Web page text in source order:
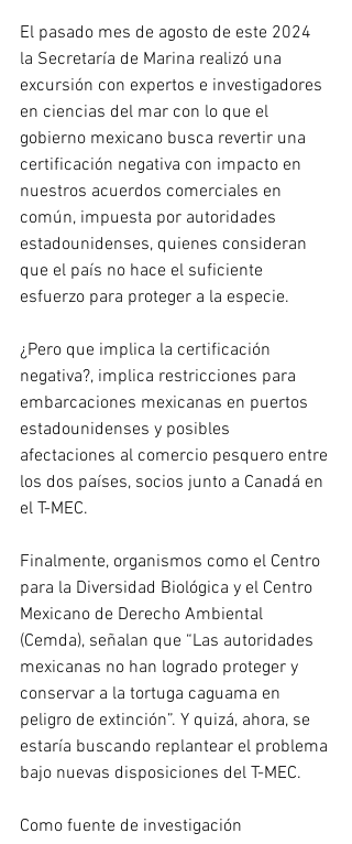
El pasado mes de agosto de este 2024
la Secretaría de Marina realizó una
excursión con expertos e investigadores
en ciencias del mar con lo que el
gobierno mexicano busca revertir una
certificación negativa con impacto en
nuestros acuerdos comerciales en
común, impuesta por autoridades
estadounidenses, quienes consideran
que el país no hace el suficiente
esfuerzo para proteger a la especie.
¿Pero que implica la certificación
negativa?, implica restricciones para
embarcaciones mexicanas en puertos
estadounidenses y posibles
afectaciones al comercio pesquero entre
los dos países, socios junto a Canadá en
el T-MEC.
Finalmente, organismos como el Centro
para la Diversidad Biológica y el Centro
Mexicano de Derecho Ambiental
(Cemda), señalan que “Las autoridades
mexicanas no han logrado proteger y
conservar a la tortuga caguama en
peligro de extinción”. Y quizá, ahora, se
estaría buscando replantear el problema
bajo nuevas disposiciones del T-MEC.
Como fuente de investigación